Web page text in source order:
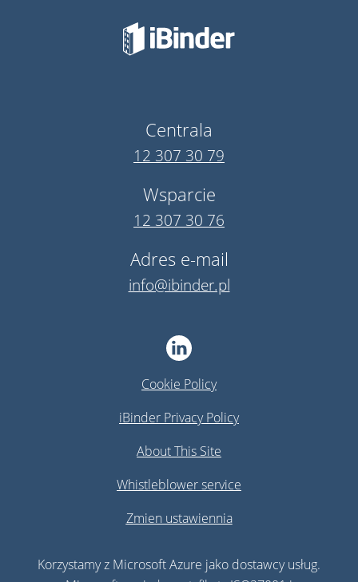
Centrala
12 307 30 79
Wsparcie
12 307 30 76
Adres e-mail
info@ibinder.pl
Cookie Policy
iBinder Privacy Policy
About This Site
Whistleblower service
Zmien ustawiennia
Korzystamy z Microsoft Azure jako dostawcy usług.